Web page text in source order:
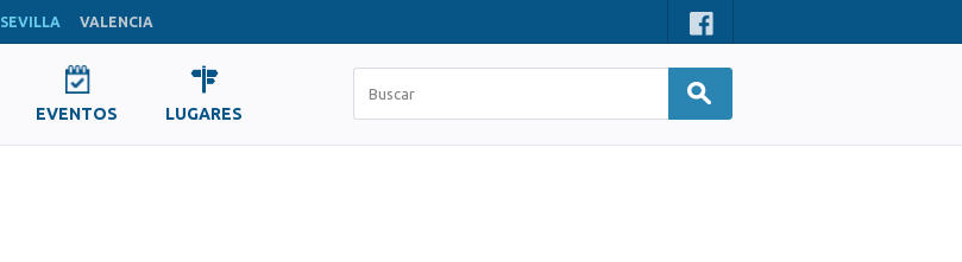
SEVILLA VALENCIA
EVENTOS LUGARES